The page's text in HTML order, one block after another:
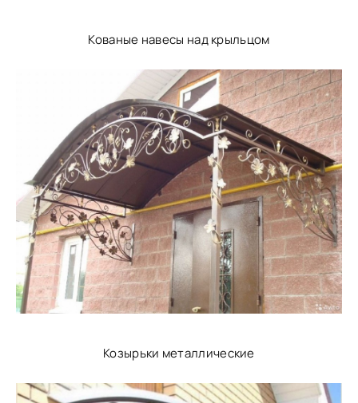
Кованые навесы над крыльцом
Козырьки металлические